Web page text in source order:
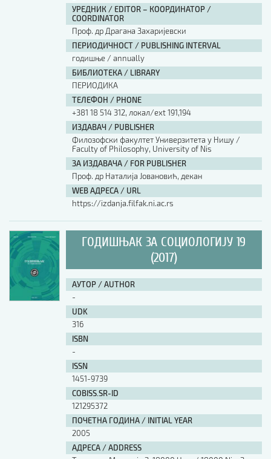
УРЕДНИК / EDITOR – КООРДИНАТОР /
COORDINATOR
Проф. др Драгана Захаријевски
ПЕРИОДИЧНОСТ / PUBLISHING INTERVAL
годишње / annually
БИБЛИОТЕКА / LIBRARY
ПЕРИОДИКА
ТЕЛЕФОН / PHONE
+381 18 514 312, локал/ext 191,194
ИЗДАВАЧ / PUBLISHER
Филозофски факултет Универзитета у Нишу /
Faculty of Philosophy, University of Nis
ЗА ИЗДАВАЧА / FOR PUBLISHER
Проф. др Наталија Јовановић, декан
WEB АДРЕСА / URL
https://izdanja.filfak.ni.ac.rs
ГОДИШЊАК ЗА СОЦИОЛОГИЈУ 19
(2017)
АУТОР / AUTHOR
-
UDK
316
ISBN
-
ISSN
1451-9739
COBISS.SR-ID
121295372
ПОЧЕТНА ГОДИНА / INITIAL YEAR
2005
АДРЕСА / ADDRESS